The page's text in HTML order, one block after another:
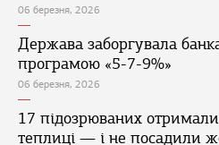
06 березня, 2026
Держава заборгувала
програмою «5-7-9%»
06 березня, 2026
17 підозрюваних
теплиці — і не посадили